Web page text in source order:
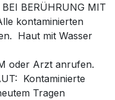
BERÜHRUNG MIT
kontaminierten
Haut mit Wasser
oder Arzt anrufen.
Kontaminierte
Tragen